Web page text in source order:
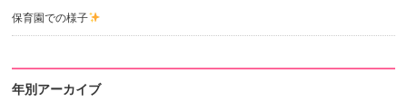
保育園での様子
年別アーカイブ